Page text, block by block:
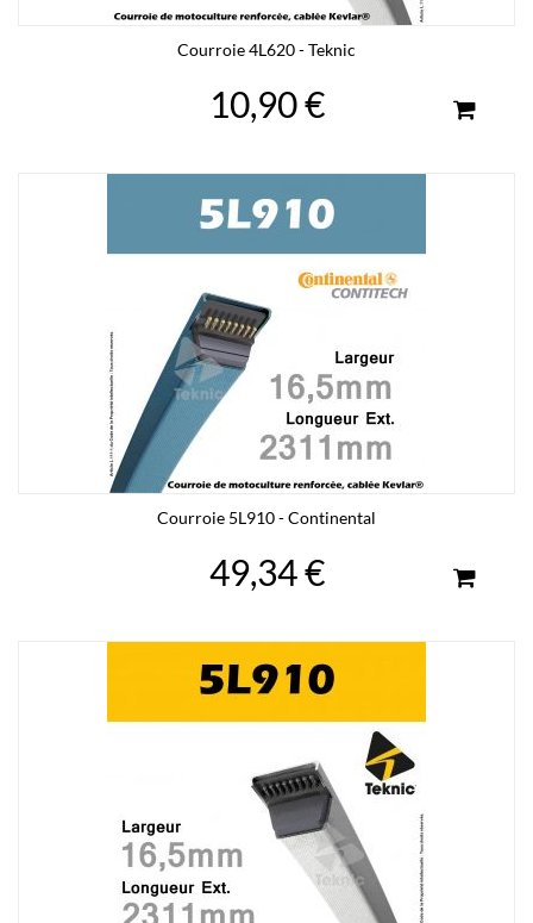
Courroie 4L620 - Teknic
10,90 €
Courroie 5L910 - Continental
49,34 €